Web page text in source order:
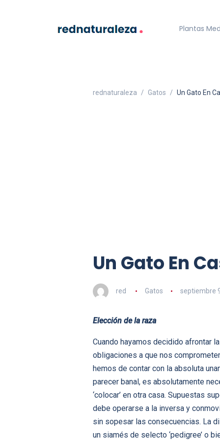
Plantas
rednaturaleza Gatos Un Gato En
Un Gato En
red Gatos septiembre
Elección de la raza
Cuando hayamos decidido afrontar
obligaciones a que nos
hemos de contar con la absoluta
parecer banal, es absolutamente
‘colocar’ en otra casa. Supuestas
debe operarse a la inversa y
sin sopesar las consecuencias. La
un siamés de selecto ‘pedigree’ o